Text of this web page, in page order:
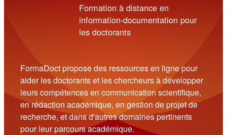
Formation à distance en
information-documentation pour
les doctorants
FormaDoct propose des ressources en ligne pour
aider les doctorants et les chercheurs à développer
leurs compétences en communication scientifique,
en rédaction académique, en gestion de projet de
recherche, et dans d'autres domaines pertinents
pour leur parcours académique.